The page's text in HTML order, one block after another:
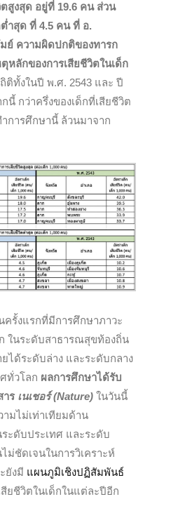
สูงสุด อยู่ที่ 19.6 คน ส่วน
ำสุด ที่ 4.5 คน ที่ อ.
ย์ ความผิดปกติของทารก
ตุหลักของการเสียชีวิตในเด็ก
ติทั้งในปี พ.ศ. 2543 และ ปี
นี้ กว่าครึ่งของเด็กที่เสียชีวิต
การศึกษานี้ ล้วนมาจาก
ครั้งแรกที่มีการศึกษาภาวะ
ในระดับสาธารณสุขท้องถิ่น
ได้ระดับล่าง และระดับกลาง
ทั่วโลก ผลการศึกษาได้รับ
าร เนเชอร์ (Nature) ในวันนี้
มไม่เท่าเทียมด้าน
ะดับประเทศ และระดับ
ม่ชัดเจนในการวิเคราะห์
ยังมี แผนภูมิเชิงปฏิสัมพันธ์
ยชีวิตในเด็กในแต่ละปีอีก